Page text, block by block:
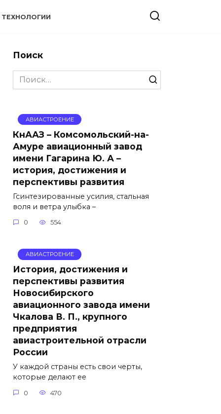
ТЕХНОЛОГИИ
Поиск
Search
for:
АВИАСТРОЕНИЕ
КнААЗ – Комсомольский-на-
Амуре авиационный завод
имени Гагарина Ю. А –
история, достижения и
перспективы развития
Гсинтезированные усилия, стальная
воля и ветра улыбка –
0 554
АВИАСТРОЕНИЕ
История, достижения и
перспективы развития
Новосибирского
авиационного завода имени
Чкалова В. П., крупного
предприятия
авиастроительной отрасли
России
У каждой страны есть свои черты,
которые делают ее
0 470